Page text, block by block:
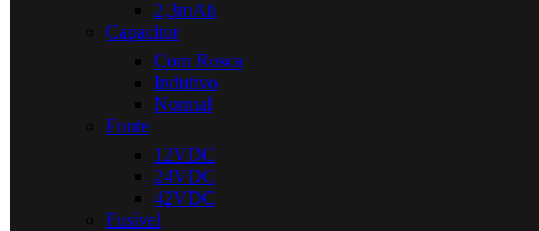
2,3mAh
Capacitor
Com Rosca
Indutivo
Normal
Fonte
12VDC
24VDC
42VDC
Fusível